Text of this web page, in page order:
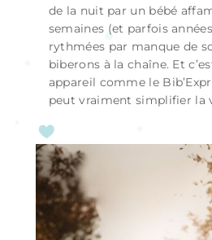
de la nuit par un bébé
semaines (et parfois
rythmées par manque de
biberons à la chaîne. Et
appareil comme le
peut vraiment simplifier la